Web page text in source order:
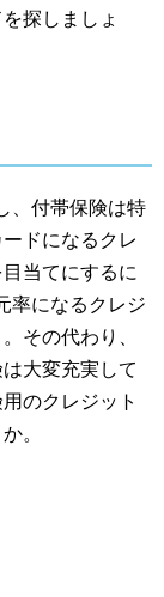
探しましょ
、付帯保険は特
ドになるクレ
当てにするに
率になるクレジ
その代わり、
大変充実して
のクレジット
。